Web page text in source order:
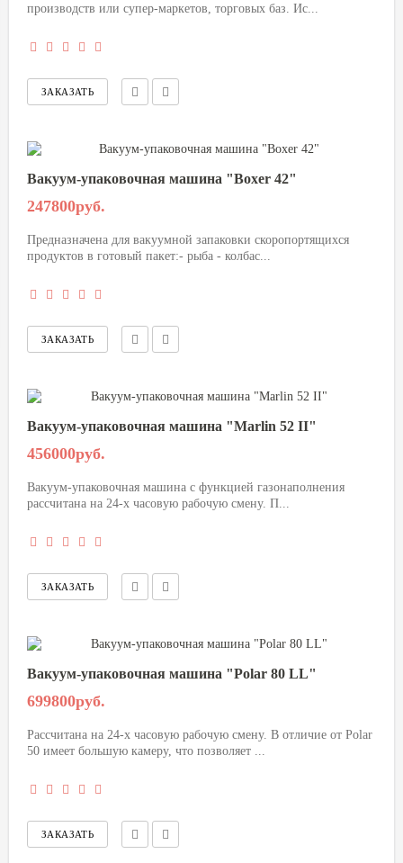
производств или супер-маркетов, торговых баз. Ис...
Вакуум-упаковочная машина "Boxer 42"
247800руб.
Предназначена для вакуумной запаковки скоропортящихся
продуктов в готовый пакет:- рыба - колбас...
Вакуум-упаковочная машина "Marlin 52 II"
456000руб.
Вакуум-упаковочная машина с функцией газонаполнения
рассчитана на 24-х часовую рабочую смену. П...
Вакуум-упаковочная машина "Polar 80 LL"
699800руб.
Рассчитана на 24-х часовую рабочую смену. В отличие от Polar
50 имеет большую камеру, что позволяет ...